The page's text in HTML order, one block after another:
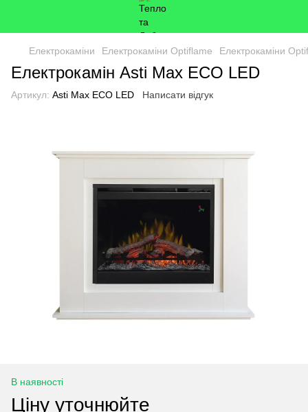
Електрокаміни Електрокаміни Optiflame Електрокаміни
Електрокамін Asti Max ECO LED
Артикул: Asti Max ECO LED Написати відгук
В наявності
Ціну уточнюйте